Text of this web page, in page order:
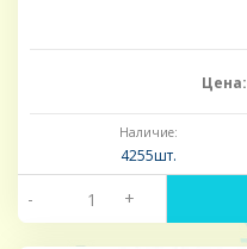
Цена:
Наличие:
4255шт.
- +